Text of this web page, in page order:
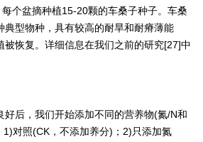
个盆摘种植15-20颗的车桑子种子。车桑
典型物种，具有较高的耐旱和耐瘠薄能
被恢复。详细信息在我们之前的研究[27]中
好后，我们开始添加不同的营养物(氮/N和
对照(CK，不添加养分)；2)只添加氮